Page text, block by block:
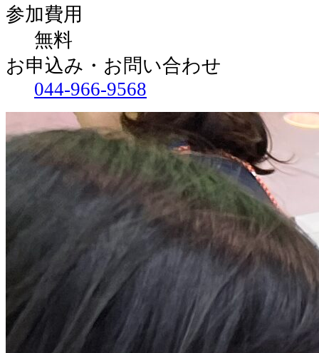
参加費用
無料
お申込み・お問い合わせ
044-966-9568